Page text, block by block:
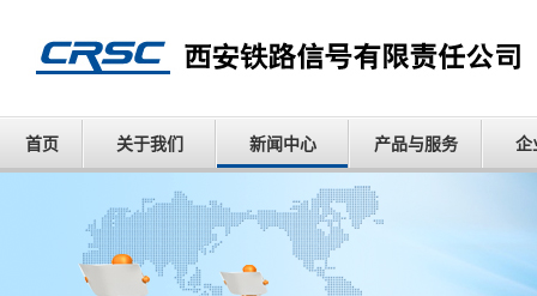
首页 关于我们 新闻中心 产品与服务 企